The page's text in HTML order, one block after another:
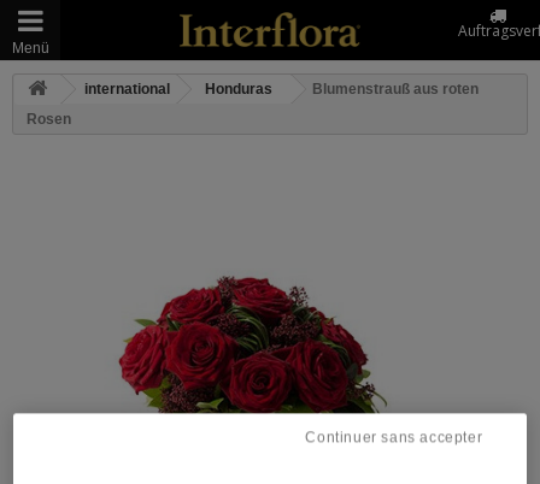
Menü
international Honduras
Blumenstrauß aus roten
Rosen
Continuer sans accepter